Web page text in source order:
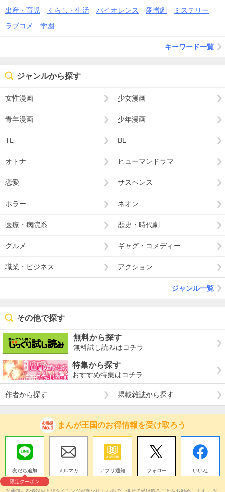
出産・育児 くらし・生活 バイオレンス 愛憎劇
ミステリー
ラブコメ
学園
キーワード一覧
ジャンルから探す
女性漫画 少女漫画
青年漫画 少年漫画
TL BL
オトナ ヒューマンドラマ
恋愛 サスペンス
ホラー ネオン
医療・病院系 歴史・時代劇
グルメ ギャグ・コメディー
職業・ビジネス アクション
ジャンル一覧
その他で探す
無料から探す
無料試し読みはコチラ
特集から探す
おすすめ特集はコチラ
作者から探す 掲載雑誌から探す
まんが王国のお得情報を受け取ろう
友だち追加
限定クーポン
メルマガ アプリ通知 フォロー いいね